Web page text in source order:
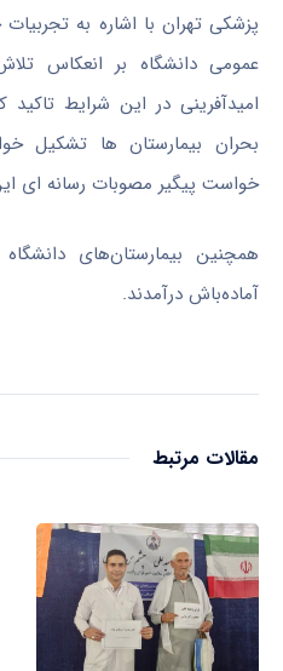
عمومی دانشگاه بر انعکاس
امیدآفرینی در این شرایط
بحران بیمارستان ها تشکیل
خواست پیگیر مصوبات رسانه ای
همچنین بیمارستان‌های
آماده‌باش درآمدند.
مقالات مرتبط